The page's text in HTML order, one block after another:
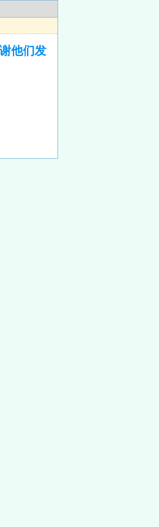
他们发